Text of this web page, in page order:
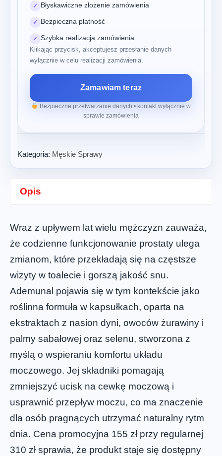
✓ Błyskawiczne złożenie zamówienia
✓ Bezpieczna płatność
✓ Szybka realizacja zamówienia
Klikając przycisk, akceptujesz przesłanie danych
wyłącznie w celu realizacji zamówienia.
Zamawiam teraz
Bezpieczne przetwarzanie danych • kontakt wyłącznie w
sprawie zamówienia
Kategoria: Męskie Sprawy
Opis
Wraz z upływem lat wielu mężczyzn zauważa,
że codzienne funkcjonowanie prostaty ulega
zmianom, które przekładają się na częstsze
wizyty w toalecie i gorszą jakość snu.
Ademunal pojawia się w tym kontekście jako
roślinna formuła w kapsułkach, oparta na
ekstraktach z nasion dyni, owoców żurawiny i
palmy sabałowej oraz selenu, stworzona z
myślą o wspieraniu komfortu układu
moczowego. Jej składniki pomagają
zmniejszyć ucisk na cewkę moczową i
usprawnić przepływ moczu, co ma znaczenie
dla osób pragnących utrzymać naturalny rytm
dnia. Cena promocyjna 155 zł przy regularnej
310 zł sprawia, że produkt staje się dostępny